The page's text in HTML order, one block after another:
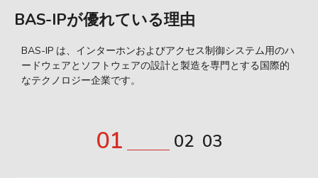
BAS-IPが優れている理由
BAS-IP は、インターホンおよびアクセス制御システム用のハ
ードウェアとソフトウェアの設計と製造を専門とする国際的
なテクノロジー企業です。
1 2 3